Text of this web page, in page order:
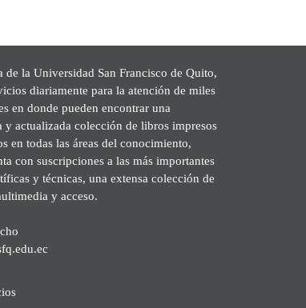
de la Universidad San Francisco de Quito,
diariamente para la atención de miles
en donde pueden encontrar una
y actualizada colección de libros impresos
en todas las áreas del conocimiento,
con suscripciones a las más importantes
y técnicas, una extensa colección de
y acceso.